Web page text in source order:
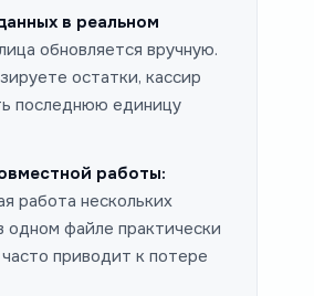
в реальном
обновляется вручную.
остатки, кассир
последнюю единицу
работы:
работа нескольких
одном файле практически
приводит к потере